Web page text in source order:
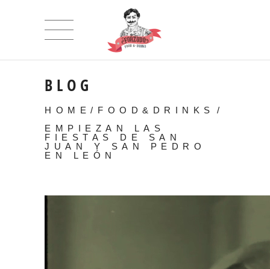
BLOG
HOME / FOOD&DRINKS
/
EMPIEZAN LAS
FIESTAS DE SAN
JUAN Y SAN PEDRO
EN LEÓN